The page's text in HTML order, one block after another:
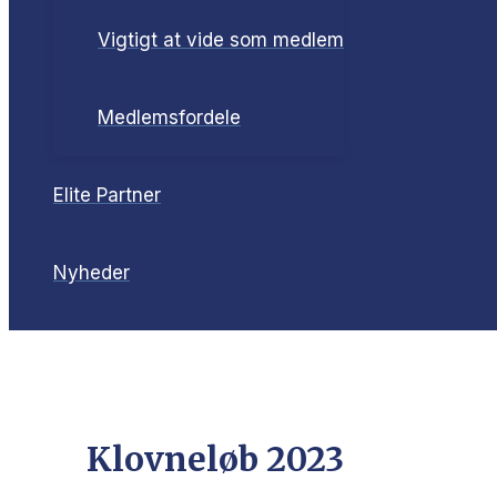
Vigtigt at vide som medlem
Medlemsfordele
Elite Partner
Nyheder
Klovneløb 2023